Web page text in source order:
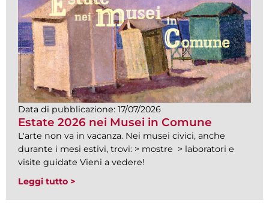
Data di pubblicazione: 17/07/2026
Estate 2026 nei Musei in Comune
L'arte non va in vacanza. Nei musei civici, anche
durante i mesi estivi, trovi: > mostre > laboratori e
visite guidate Vieni a vedere!
Leggi tutto >